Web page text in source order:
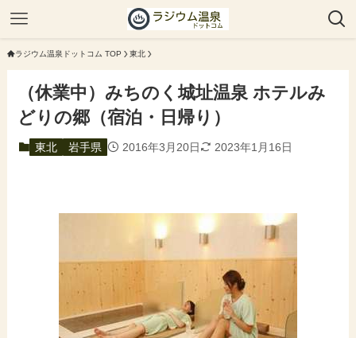
ラジウム温泉ドットコム TOP 東北
（休業中）みちのく城址温泉 ホテルみ
どりの郷（宿泊・日帰り）
東北 岩手県 2016年3月20日 2023年1月16日